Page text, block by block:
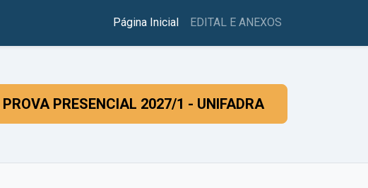
Página Inicial EDITAL E ANEXOS
PRESENCIAL 2027/1 - UNIFADRA